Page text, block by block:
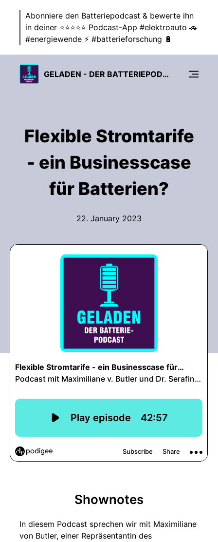
Abonniere den Batteriepodcast & bewerte ihn
in deiner ⭐⭐⭐⭐⭐ Podcast-App #elektroauto 🚗
#energiewende ⚡ #batterieforschung 🔋
GELADEN - DER BATTERIEPODCAST ZUR ENERGIEWENDE
Flexible Stromtarife
- ein Businesscase
für Batterien?
22. January 2023
Shownotes
In diesem Podcast sprechen wir mit Maximiliane
von Butler, einer Repräsentantin des